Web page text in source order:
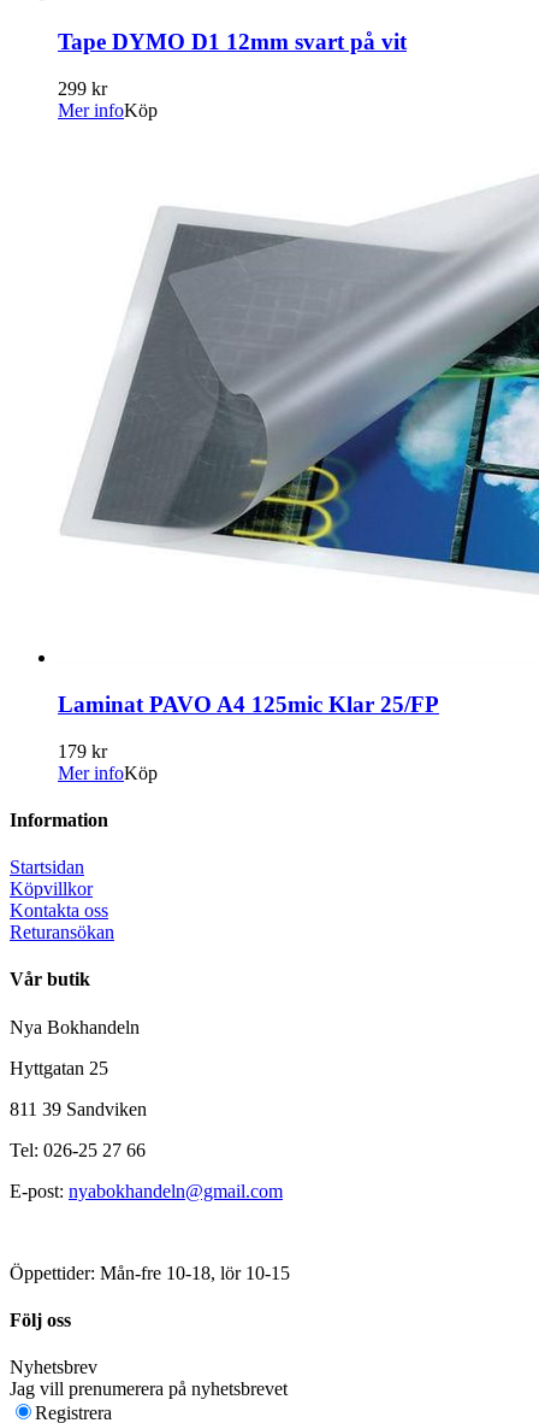
Tape DYMO D1 12mm svart på vit
299 kr
Mer infoKöp
Laminat PAVO A4 125mic Klar 25/FP
179 kr
Mer infoKöp
Information
Startsidan
Köpvillkor
Kontakta oss
Returansökan
Vår butik
Nya Bokhandeln
Hyttgatan 25
811 39 Sandviken
Tel: 026-25 27 66
E-post: nyabokhandeln@gmail.com
Öppettider: Mån-fre 10-18, lör 10-15
Följ oss
Nyhetsbrev
Jag vill prenumerera på nyhetsbrevet
Registrera